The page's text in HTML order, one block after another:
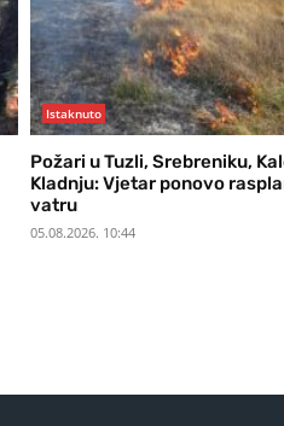
Istaknuto
Požari u Tuzli, Srebreniku,
Kladnju: Vjetar ponovo
vatru
05.08.2026. 10:44